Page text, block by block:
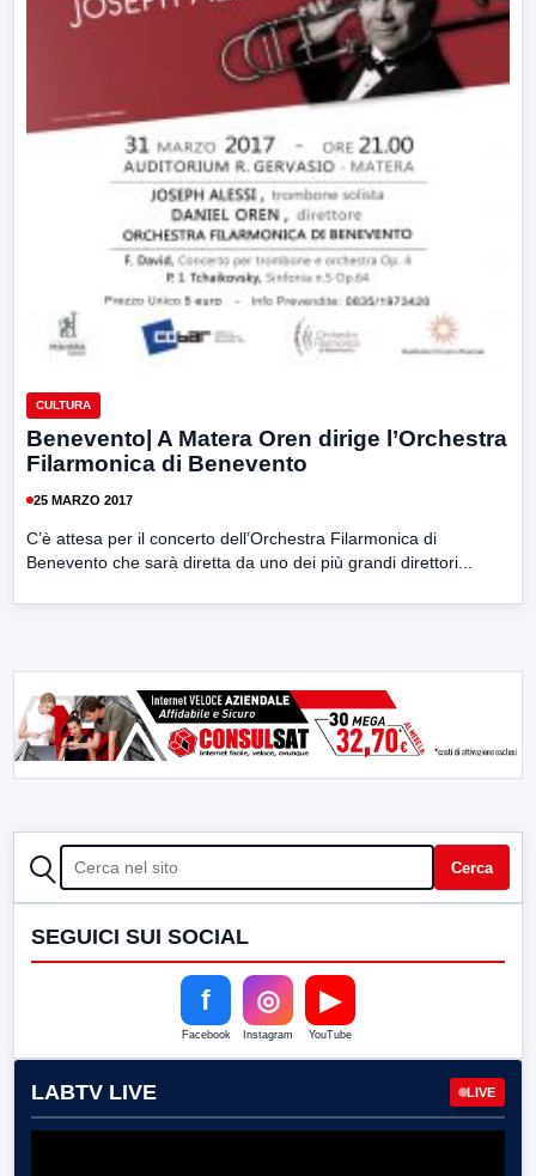
CULTURA
Benevento| A Matera Oren dirige l’Orchestra
Filarmonica di Benevento
25 MARZO 2017
C’è attesa per il concerto dell’Orchestra Filarmonica di
Benevento che sarà diretta da uno dei più grandi direttori...
CERCA Cerca
SEGUICI SUI SOCIAL
f
Facebook
◎
Instagram
▶
YouTube
LABTV LIVE LIVE